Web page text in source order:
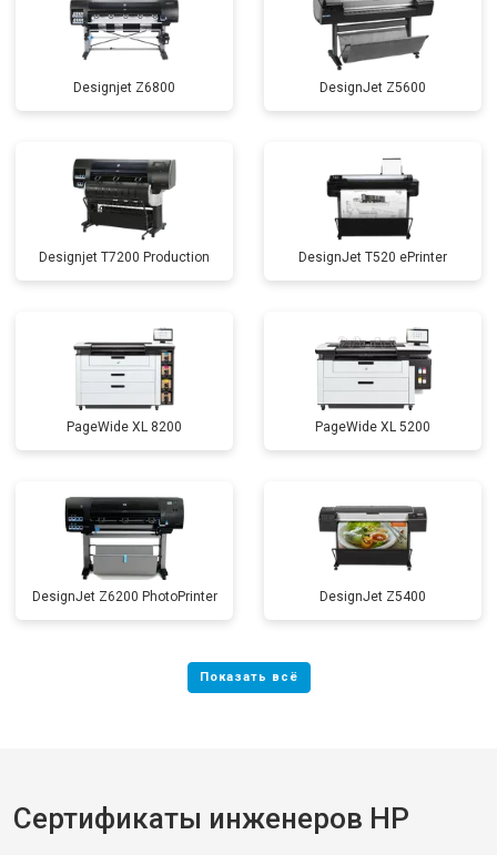
Designjet Z6800 DesignJet Z5600
Designjet T7200 Production DesignJet T520 ePrinter
PageWide XL 8200 PageWide XL 5200
DesignJet Z6200 PhotoPrinter DesignJet Z5400
Сертификаты инженеров HP